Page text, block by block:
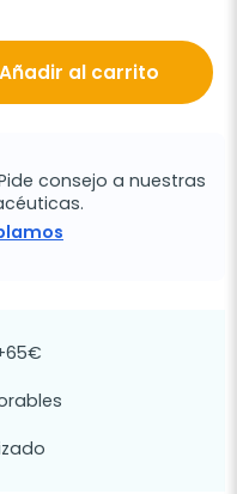
Añadir al carrito
consejo a nuestras